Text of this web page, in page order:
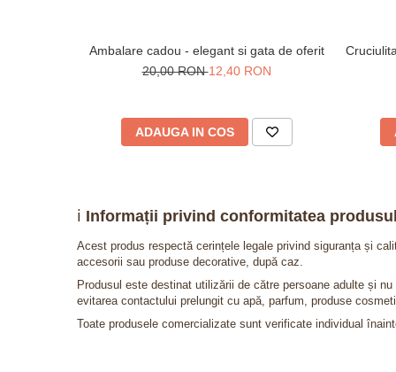
Ambalare cadou - elegant si gata de oferit
20,00 RON12,40 RON
ADAUGA IN COS
ℹ️ Informații privind conformitatea
Acest produs respectă cerințele legale privind siguranța și
accesorii sau produse decorative, după caz.
Produsul este destinat utilizării de către persoane adulte și
evitarea contactului prelungit cu apă, parfum, produse
Toate produsele comercializate sunt verificate individual